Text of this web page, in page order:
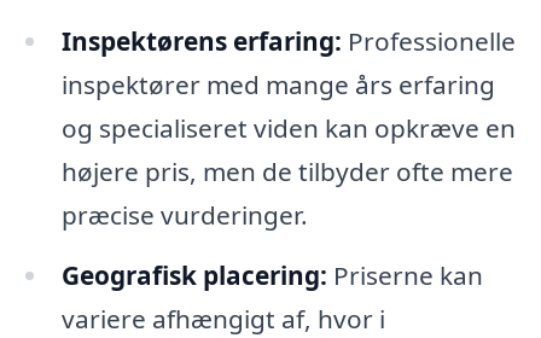
Inspektørens erfaring: Professionelle
inspektører med mange års erfaring
og specialiseret viden kan opkræve en
højere pris, men de tilbyder ofte mere
præcise vurderinger.
Geografisk placering: Priserne kan
variere afhængigt af, hvor i